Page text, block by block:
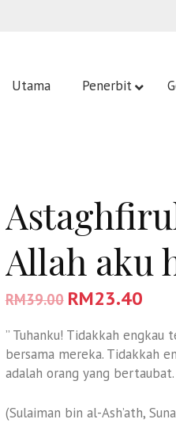
Utama Penerbit
Allah aku
RM39.00 RM23.40
” Tuhanku! Tidakkah
bersama mereka. Tidakkah
adalah orang yang bertaubat.
(Sulaiman bin al-Ash’ath,